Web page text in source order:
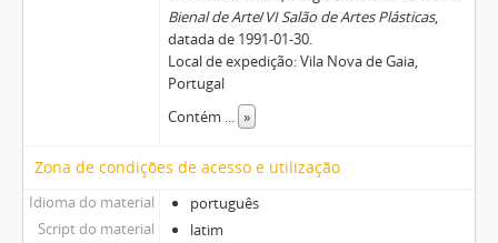
Bienal de Arte/VI Salão de Artes Plásticas,
datada de 1991-01-30.
Local de expedição: Vila Nova de Gaia,
Portugal
Contém ... »
Zona de condições de acesso e utilização
Idioma do material
português
Script do material
latim